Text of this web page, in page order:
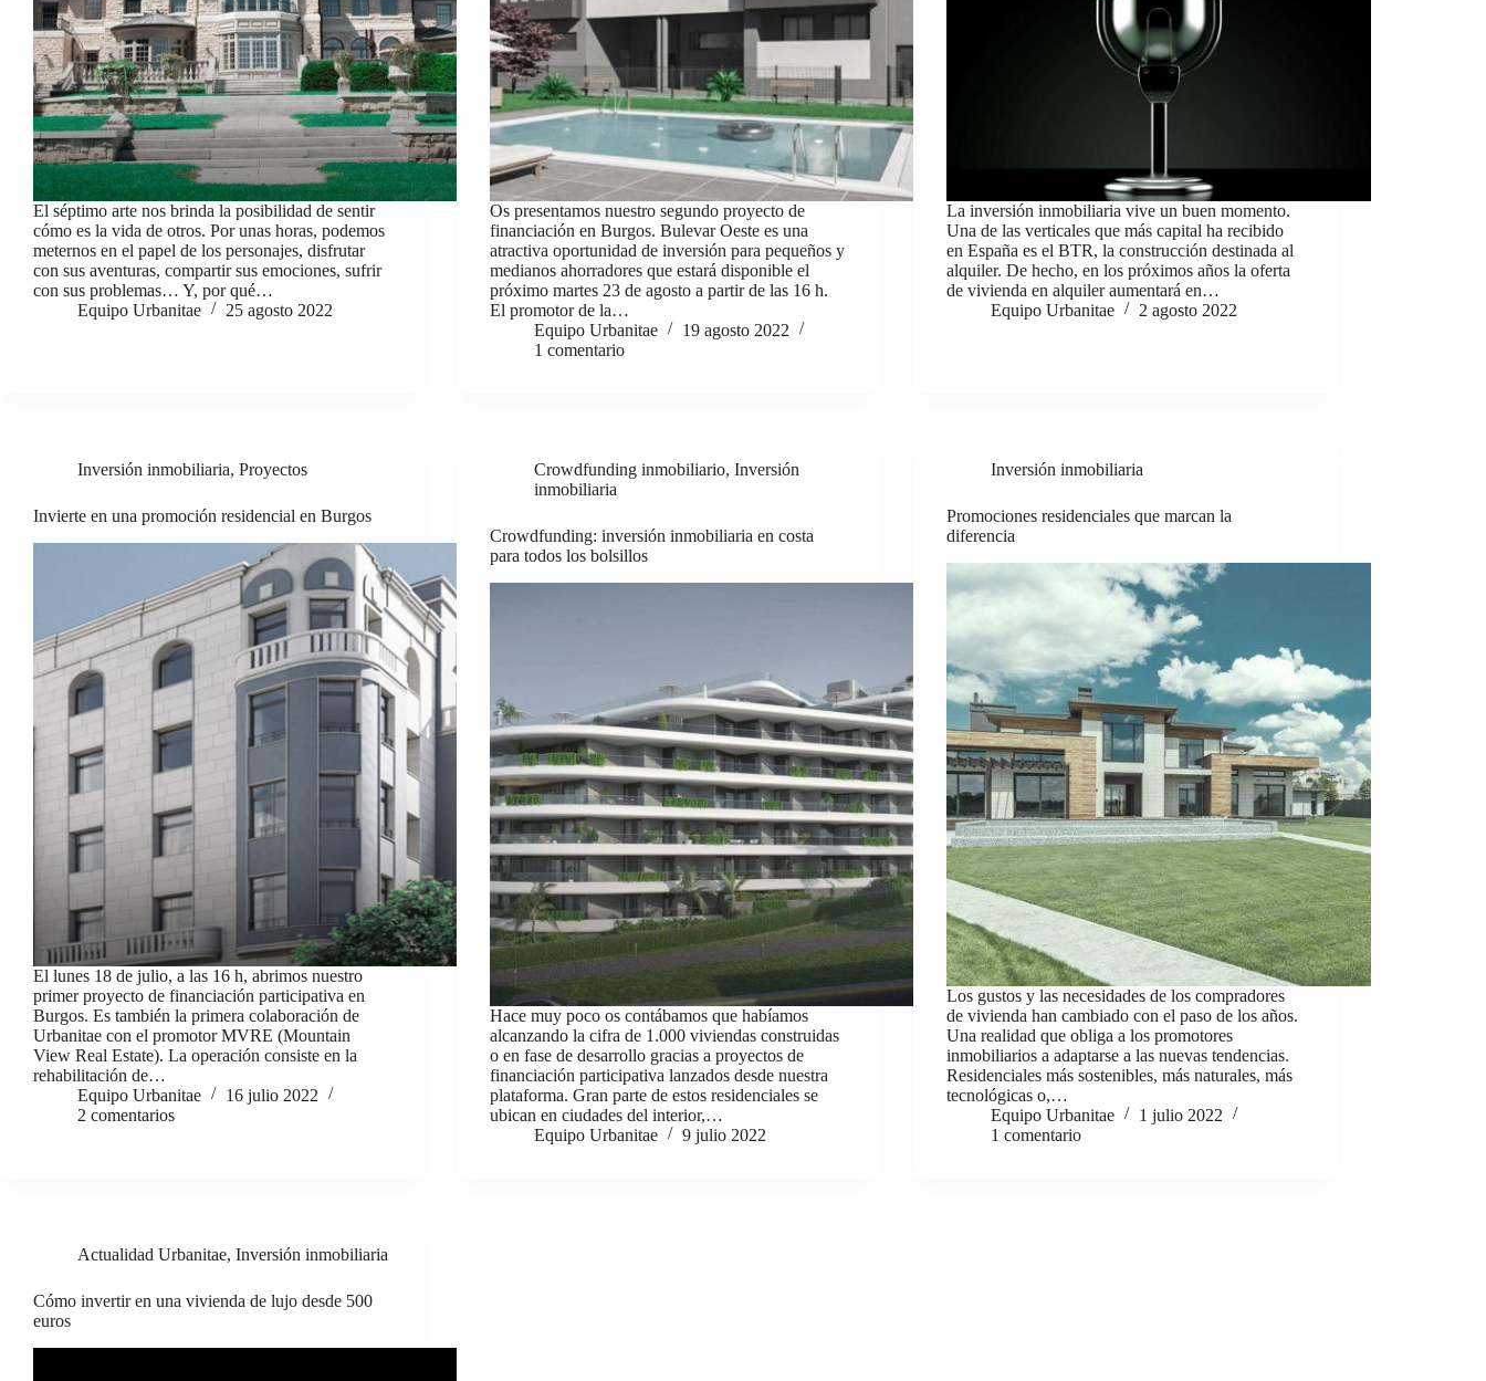
El séptimo arte nos brinda la posibilidad de sentir
cómo es la vida de otros. Por unas horas, podemos
meternos en el papel de los personajes, disfrutar
con sus aventuras, compartir sus emociones, sufrir
con sus problemas… Y, por qué…
Equipo Urbanitae
25 agosto 2022
Os presentamos nuestro segundo proyecto de
financiación en Burgos. Bulevar Oeste es una
atractiva oportunidad de inversión para pequeños y
medianos ahorradores que estará disponible el
próximo martes 23 de agosto a partir de las 16 h.
El promotor de la…
Equipo Urbanitae
19 agosto 2022
1 comentario
La inversión inmobiliaria vive un buen momento.
Una de las verticales que más capital ha recibido
en España es el BTR, la construcción destinada al
alquiler. De hecho, en los próximos años la oferta
de vivienda en alquiler aumentará en…
Equipo Urbanitae
2 agosto 2022
Inversión inmobiliaria, Proyectos
Invierte en una promoción residencial en Burgos
El lunes 18 de julio, a las 16 h, abrimos nuestro
primer proyecto de financiación participativa en
Burgos. Es también la primera colaboración de
Urbanitae con el promotor MVRE (Mountain
View Real Estate). La operación consiste en la
rehabilitación de…
Equipo Urbanitae
16 julio 2022
2 comentarios
Crowdfunding inmobiliario,Inversión
inmobiliaria
Crowdfunding: inversión inmobiliaria en costa
para todos los bolsillos
Hace muy poco os contábamos que habíamos
alcanzando la cifra de 1.000 viviendas construidas
o en fase de desarrollo gracias a proyectos de
financiación participativa lanzados desde nuestra
plataforma. Gran parte de estos residenciales se
ubican en ciudades del interior,…
Equipo Urbanitae
9 julio 2022
Inversión inmobiliaria
Promociones residenciales que marcan la
diferencia
Los gustos y las necesidades de los compradores
de vivienda han cambiado con el paso de los años.
Una realidad que obliga a los promotores
inmobiliarios a adaptarse a las nuevas tendencias.
Residenciales más sostenibles, más naturales, más
tecnológicas o,…
Equipo Urbanitae
1 julio 2022
1 comentario
Actualidad Urbanitae, Inversión inmobiliaria
Cómo invertir en una vivienda de lujo desde 500
euros